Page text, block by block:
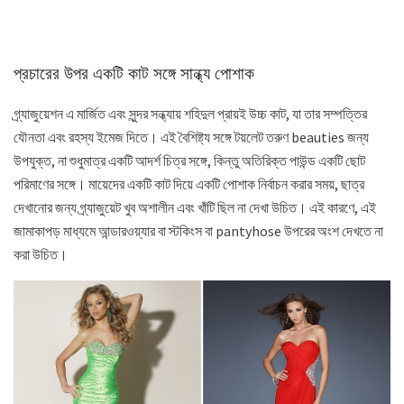
প্রচারের উপর একটি কাট সঙ্গে সান্ধ্য পোশাক
গ্র্যাজুয়েশন এ মার্জিত এবং সুন্দর সন্ধ্যায় শহিদুল প্রায়ই উচ্চ কাট, যা তার সম্পত্তির
যৌনতা এবং রহস্য ইমেজ দিতে। এই বৈশিষ্ট্য সঙ্গে টয়লেট তরুণ beauties জন্য
উপযুক্ত, না শুধুমাত্র একটি আদর্শ চিত্র সঙ্গে, কিন্তু অতিরিক্ত পাউন্ড একটি ছোট
পরিমাণের সঙ্গে। মায়েদের একটি কাট দিয়ে একটি পোশাক নির্বাচন করার সময়, ছাত্র
দেখানোর জন্য গ্র্যাজুয়েট খুব অশালীন এবং খাঁটি ছিল না দেখা উচিত। এই কারণে, এই
জামাকাপড় মাধ্যমে আন্ডারওয়্যার বা স্টকিংস বা pantyhose উপরের অংশ দেখতে না
করা উচিত।